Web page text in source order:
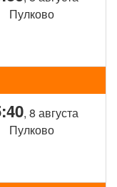
Пулково
, 8 августа
Пулково